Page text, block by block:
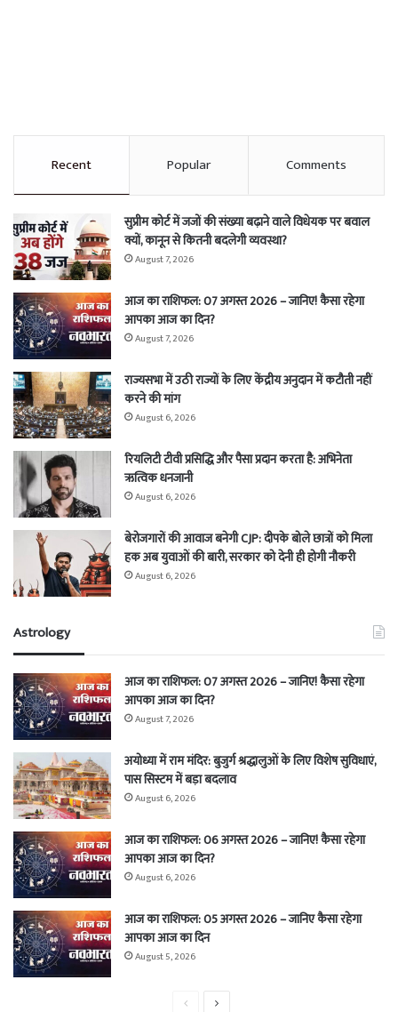
Recent Popular Comments
सुप्रीम कोर्ट में जजों की संख्या बढ़ाने वाले विधेयक पर बवाल
क्यों, कानून से कितनी बदलेगी व्यवस्था?
August 7, 2026
आज का राशिफल: 07 अगस्त 2026 – जानिए! कैसा रहेगा
आपका आज का दिन?
August 7, 2026
राज्यसभा में उठी राज्यों के लिए केंद्रीय अनुदान में कटौती नहीं
करने की मांग
August 6, 2026
रियलिटी टीवी प्रसिद्धि और पैसा प्रदान करता है: अभिनेता
ऋत्विक धनजानी
August 6, 2026
बेरोजगारों की आवाज बनेगी CJP: दीपके बोले छात्रों को मिला
हक अब युवाओं की बारी, सरकार को देनी ही होगी नौकरी
August 6, 2026
Astrology
आज का राशिफल: 07 अगस्त 2026 – जानिए! कैसा रहेगा
आपका आज का दिन?
August 7, 2026
अयोध्या में राम मंदिर: बुजुर्ग श्रद्धालुओं के लिए विशेष सुविधाएं,
पास सिस्टम में बड़ा बदलाव
August 6, 2026
आज का राशिफल: 06 अगस्त 2026 – जानिए! कैसा रहेगा
आपका आज का दिन?
August 6, 2026
आज का राशिफल: 05 अगस्त 2026 – जानिए कैसा रहेगा
आपका आज का दिन
August 5, 2026
PreviousNext